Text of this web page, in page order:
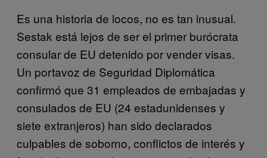
Es una historia de locos, no es tan inusual.
Sestak está lejos de ser el primer burócrata
consular de EU detenido por vender visas.
Un portavoz de Seguridad Diplomática
confirmó que 31 empleados de embajadas y
consulados de EU (24 estadunidenses y
siete extranjeros) han sido declarados
culpables de soborno, conflictos de interés y